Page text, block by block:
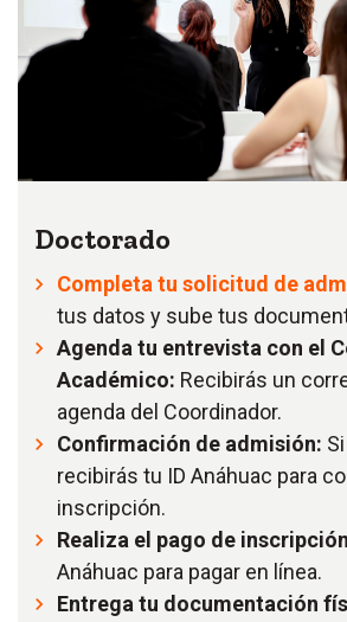
Doctorado
Completa tu solicitud de
tus datos y sube tus
Agenda tu entrevista con el
Académico: Recibirás un
agenda del Coordinador.
Confirmación de admisión:
recibirás tu ID Anáhuac para
inscripción.
Realiza el pago de
Anáhuac para pagar en línea.
Entrega tu documentación